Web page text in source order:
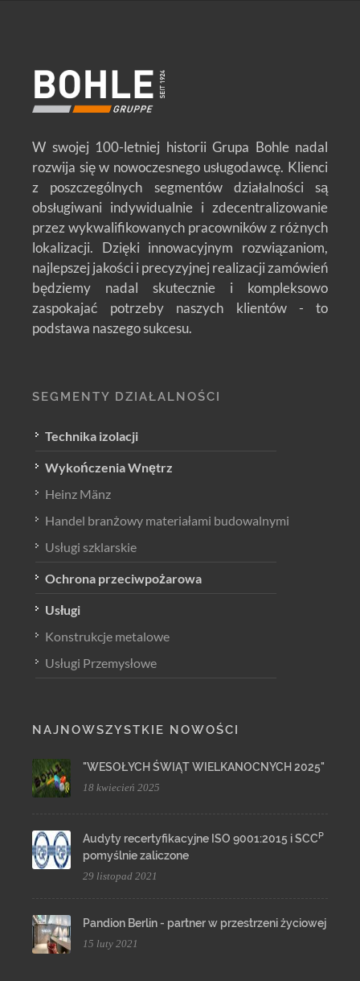
W swojej 100-letniej historii Grupa Bohle nadal
rozwija się w nowoczesnego usługodawcę. Klienci
z poszczególnych segmentów działalności są
obsługiwani indywidualnie i zdecentralizowanie
przez wykwalifikowanych pracowników z różnych
lokalizacji. Dzięki innowacyjnym rozwiązaniom,
najlepszej jakości i precyzyjnej realizacji zamówień
będziemy nadal skutecznie i kompleksowo
zaspokajać potrzeby naszych klientów - to
podstawa naszego sukcesu.
SEGMENTY DZIAŁALNOŚCI
Technika izolacji
Wykończenia Wnętrz
Heinz Mänz
Handel branżowy materiałami budowalnymi
Usługi szklarskie
Ochrona przeciwpożarowa
Usługi
Konstrukcje metalowe
Usługi Przemysłowe
NAJNOWSZYSTKIE NOWOŚCI
"WESOŁYCH ŚWIĄT WIELKANOCNYCH 2025"
18 kwiecień 2025
Audyty recertyfikacyjne ISO 9001:2015 i SCCP
pomyślnie zaliczone
29 listopad 2021
Pandion Berlin - partner w przestrzeni życiowej
15 luty 2021